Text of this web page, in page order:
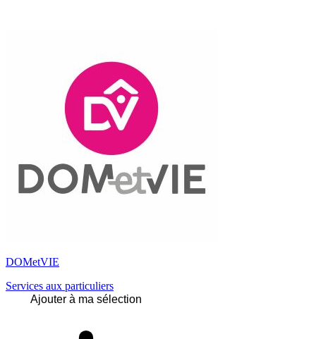
DOMetVIE
Services aux particuliers
Ajouter à ma sélection